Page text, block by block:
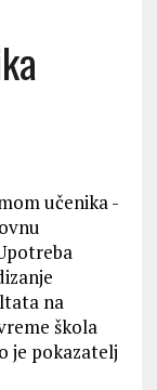
učenika -
na
škola
je pokazatelj